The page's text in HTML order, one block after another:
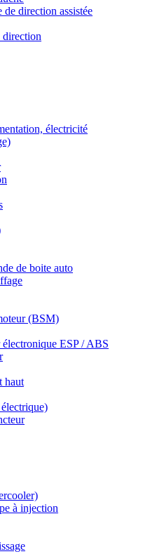
direction assistée
direction
électricité
de boite auto
(BSM)
ESP / ABS
haut
à injection